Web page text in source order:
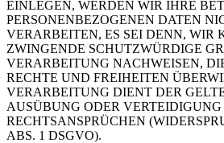
EINLEGEN, WERDEN WIR IHRE
PERSONENBEZOGENEN DATEN
VERARBEITEN, ES SEI DENN, WIR
ZWINGENDE SCHUTZWÜRDIGE
VERARBEITUNG NACHWEISEN,
RECHTE UND FREIHEITEN
VERARBEITUNG DIENT DER
AUSÜBUNG ODER
RECHTSANSPRÜCHEN
ABS. 1 DSGVO).